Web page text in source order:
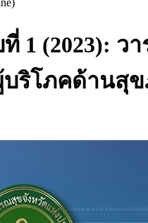
1 (2023): วา
บริโภคด้านสุ